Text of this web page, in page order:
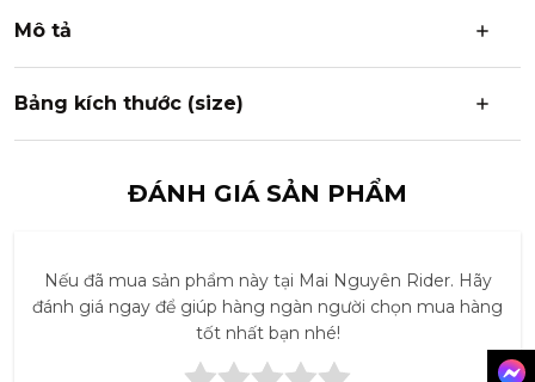
Mô tả
Bảng kích thước (size)
ĐÁNH GIÁ SẢN PHẨM
Nếu đã mua sản phẩm này tại Mai Nguyên Rider. Hãy
đánh giá ngay để giúp hàng ngàn người chọn mua hàng
tốt nhất bạn nhé!